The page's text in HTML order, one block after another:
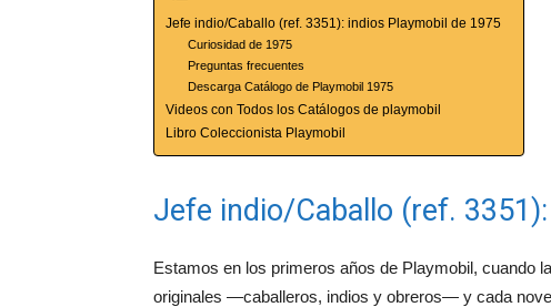
Jefe indio/Caballo (ref. 3351): indios Playmobil de 1975
Curiosidad de 1975
Preguntas frecuentes
Descarga Catálogo de Playmobil 1975
Videos con Todos los Catálogos de playmobil
Libro Coleccionista Playmobil
Jefe indio/Caballo (ref.
Estamos en los primeros años de Playmobil, cuando
originales —caballeros, indios y obreros— y cada